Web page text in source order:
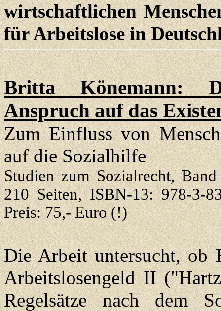
wirtschaftlichen
für Arbeitslose in
Britta Könemann:
Anspruch auf das
Zum Einfluss von
auf die Sozialhilfe
Studien zum Sozialrecht,
210 Seiten, ISBN-13: 978-3-
Preis: 75,- Euro (!)
Die Arbeit untersucht, ob
Arbeitslosengeld II
Regelsätze nach dem